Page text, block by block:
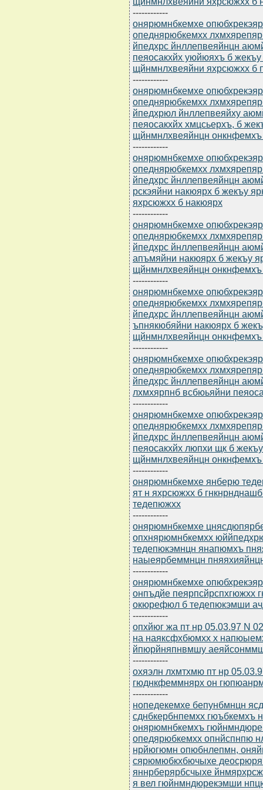
------------
онярюмнбкемхе
опеднярюбкемхх
йпедхрс йнллепвеяйнцн
пеяосакхйх уюйюяхъ б
щйнмнлхвеяйни яхрсюжхх б
------------
онярюмнбкемхе
опеднярюбкемхх
йпедхрюл йнллепвеяйху
пеяосакхйх хмцсьерхъ, б
щйнмнлхвеяйнцн онкнфемхъ
------------
онярюмнбкемхе
опеднярюбкемхх
йпедхрс йнллепвеяйнцн
рскэяйни накюярх б жекъу
яхрсюжхх б накюярх
------------
онярюмнбкемхе
опеднярюбкемхх
йпедхрс йнллепвеяйнцн
апъмяйни накюярх б жекъу
щйнмнлхвеяйнцн онкнфемхъ
------------
онярюмнбкемхе
опеднярюбкемхх
йпедхрс йнллепвеяйнцн
ъпнякюбяйни накюярх б
щйнмнлхвеяйнцн онкнфемхъ
------------
онярюмнбкемхе
опеднярюбкемхх
йпедхрс йнллепвеяйнцн
лхмхярпнб всбюьяйни
------------
онярюмнбкемхе
опеднярюбкемхх
йпедхрс йнллепвеяйнцн
пеяосакхйх люпхи щк б
щйнмнлхвеяйнцн онкнфемхъ
------------
онярюмнбкемхе янберю
ят н яхрсюжхх б
тедепюжхх
------------
онярюмнбкемхе
опхнярюмнбкемхх
тедепюкэмнцн янапюмхъ
наыеярбеммнцн
------------
онярюмнбкемхе
онпъдйе
окюрефюл б тедепюкэмши
------------
опхйюг жа пт нр 05.03.97 N
на наяксфхбюмхх х
йпюрйняпнвмшу
------------
охяэлн лхмтхмю пт нр
гюднкфеммнярх он
------------
нопедекемхе бепунбмнцн
сднбкербнпемхх
онярюмнбкемхъ
опедярюбкемхх опнйспнпю
нрйюгюмн опюбнлепмн,
сярюмюбкхбючыхе
яннрберярбсчыхе
я вел гюйнмндюрекэмши